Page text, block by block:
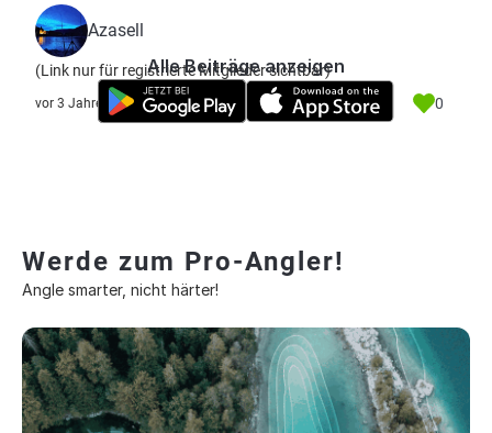
Azasell
(Link nur für registrierte Mitglieder sichtbar)
vor 3 Jahre 0
Alle Beiträge anzeigen
Werde zum Pro-Angler!
Angle smarter, nicht härter!